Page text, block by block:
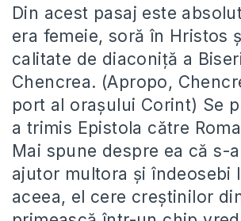
Din acest pasaj este
era femeie, soră în Hristos
calitate de diaconiţă a
Chencrea. (Apropo,
port al oraşului Corint) Se
a trimis Epistola către
Mai spune despre ea că s-
ajutor multora şi îndeosebi
aceea, el cere creştinilor